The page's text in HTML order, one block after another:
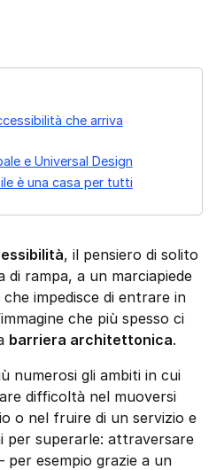
che arriva
e Universal Design
è una casa per tutti
, il pensiero di solito
di rampa, a un marciapiede
impedisce di entrare in
che più spesso ci
barriera architettonica.
numerosi gli ambiti in cui
difficoltà nel muoversi
o nel fruire di un servizio e
per superarle: attraversare
per esempio grazie a un